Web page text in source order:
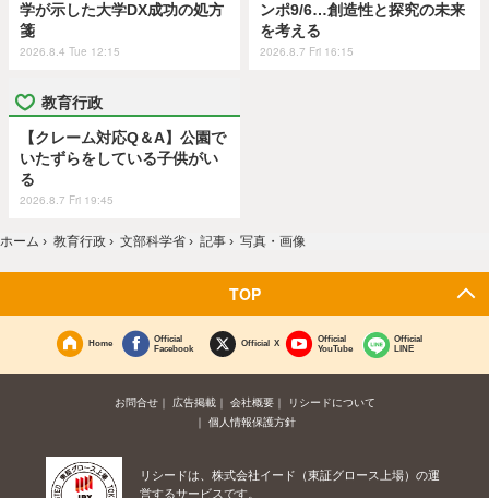
学が示した大学DX成功の処方
箋
2026.8.4 Tue 12:15
ンポ9/6…創造性と探究の未来
を考える
2026.8.7 Fri 16:15
教育行政
【クレーム対応Q＆A】公園で
いたずらをしている子供がい
る
2026.8.7 Fri 19:45
ホーム › 教育行政 › 文部科学省 › 記事 › 写真・画像
TOP
Home
Official
Facebook
Official X
Official
YouTube
Official
LINE
お問合せ 広告掲載 会社概要
リシードについて
個人情報保護方針
リシードは、株式会社イード（東証グロース上場）の運
営するサービスです。